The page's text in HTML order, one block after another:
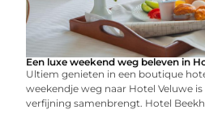
Een luxe weekend weg beleven in
Ultiem genieten in een boutique
weekendje weg naar Hotel Veluwe
verfijning samenbrengt. Hotel